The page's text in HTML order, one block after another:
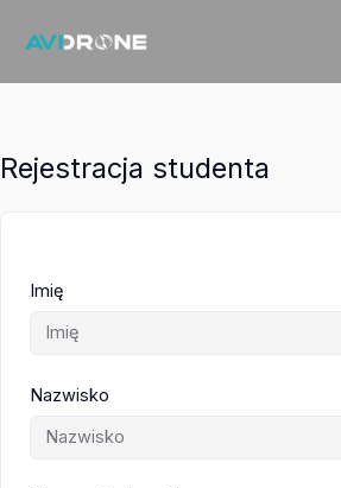
Rejestracja studenta
Imię
Nazwisko